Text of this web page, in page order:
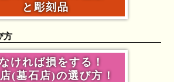
と彫刻品
方
ければ損をする！
(墓石店)の選び方！